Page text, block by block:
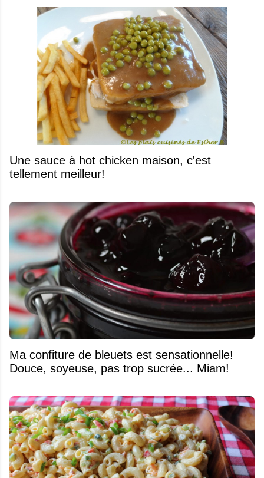
Une sauce à hot chicken maison, c'est
tellement meilleur!
Ma confiture de bleuets est sensationnelle!
Douce, soyeuse, pas trop sucrée... Miam!